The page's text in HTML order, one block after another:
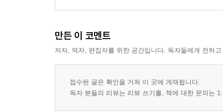
만든 이 코멘트
저자, 역자, 편집자를 위한 공간입니다. 독자들에게 전하
접수된 글은 확인을 거쳐 이 곳에 게재됩니다.
독자 분들의 리뷰는 리뷰 쓰기를, 책에 대한 문의는